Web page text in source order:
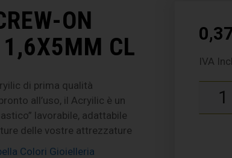
ON
CL
di prima qualità
all’uso, il Acryilic è un
lavorabile, adattabile
delle vostre attrezzature
Colori Gioielleria
IVA